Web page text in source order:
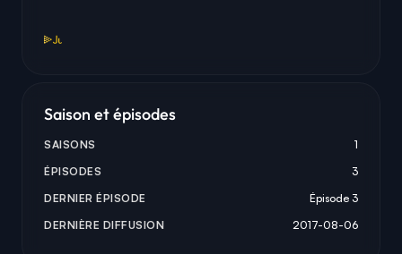
Saison et épisodes
SAISONS
1
ÉPISODES
3
DERNIER ÉPISODE
Épisode 3
DERNIÈRE DIFFUSION
2017-08-06